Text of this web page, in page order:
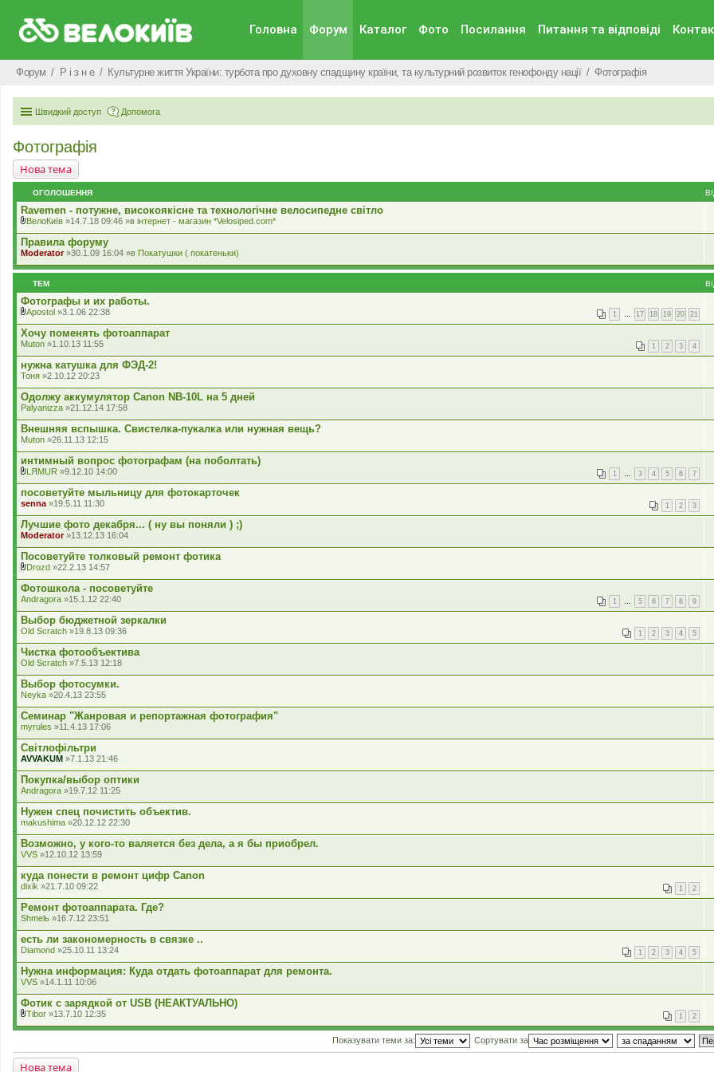
Головна Форум Каталог Фото Посилання Питання та вiдповiдi
Форум Р i з н е Культурне життя України: турбота про духовну спадщину країни, та культурний розвиток генофонду нації Фотографія
Швидкий доступ Допомога
Фотографія
Нова тема
ОГОЛОШЕННЯ
Ravemen - потужне, високоякісне та технологічне велосипедне світло
к
л
а
д
н
я
ВелоКиїв »14.7.18 09:46 »в iнтернет - магазин *Velosiped.com*
Правила форуму
Moderator»30.1.09 16:04 »в Покатушки ( покатеньки)
ТЕМ
Фотографы и их работы.
1 … 17 18 19 20 21
к
л
а
д
е
н
н
я
Apostol »3.1.06 22:38
Хочу поменять фотоаппарат
1 2 3 4
Muton »1.10.13 11:55
нужна катушка для ФЭД-2!
Тоня »2.10.12 20:23
Одолжу аккумулятор Canon NB-10L на 5 дней
Palyanizza »21.12.14 17:58
Внешняя вспышка. Свистелка-пукалка или нужная вещь?
Muton »26.11.13 12:15
интимный вопрос фотографам (на поболтать)
1 … 3 4 5 6 7
к
л
а
д
е
н
н
я
LЯMUR »9.12.10 14:00
посоветуйте мыльницу для фотокарточек
1 2 3
senna »19.5.11 11:30
Лучшие фото декабря... ( ну вы поняли ) ;)
Moderator»13.12.13 16:04
Посоветуйте толковый ремонт фотика
к
л
а
д
е
н
н
я
Drozd »22.2.13 14:57
Фотошкола - посоветуйте
1 … 5 6 7 8 9
Andragora »15.1.12 22:40
Выбор бюджетной зеркалки
1 2 3 4 5
Old Scratch »19.8.13 09:36
Чистка фотообъектива
Old Scratch »7.5.13 12:18
Выбор фотосумки.
Neyka »20.4.13 23:55
Семинар "Жанровая и репортажная фотография"
myrules »11.4.13 17:06
Світлофільтри
AVVAKUM »7.1.13 21:46
Покупка/выбор оптики
Andragora »19.7.12 11:25
Нужен спец почистить объектив.
makushima »20.12.12 22:30
Возможно, у кого-то валяется без дела, а я бы приобрел.
VVS »12.10.12 13:59
куда понести в ремонт цифр Canon
1 2
dixik »21.7.10 09:22
Ремонт фотоаппарата. Где?
Shmelь »16.7.12 23:51
есть ли закономерность в связке ..
1 2 3 4 5
Diamond »25.10.11 13:24
Нужна информация: Куда отдать фотоаппарат для ремонта.
VVS »14.1.11 10:06
Фотик с зарядкой от USB (НЕАКТУАЛЬНО)
1 2
к
а
д
е
Tibor »13.7.10 12:35
Показувати теми за: Сортувати за
Нова тема